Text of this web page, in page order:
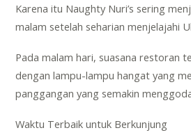
Karena itu Naughty Nuri’s sering
malam setelah seharian menjelajahi
Pada malam hari, suasana restoran
dengan lampu-lampu hangat yang
panggangan yang semakin
Waktu Terbaik untuk Berkunjung